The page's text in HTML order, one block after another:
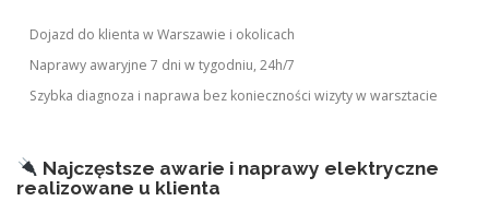
Dojazd do klienta w Warszawie i okolicach
Naprawy awaryjne 7 dni w tygodniu, 24h/7
Szybka diagnoza i naprawa bez konieczności wizyty w warsztacie
Najczęstsze awarie i naprawy elektryczne
realizowane u klienta